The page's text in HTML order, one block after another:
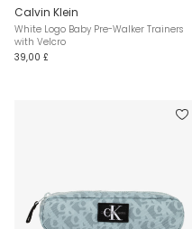
Calvin Klein
White Logo Baby Pre-Walker Trainers
with Velcro
39,00 £